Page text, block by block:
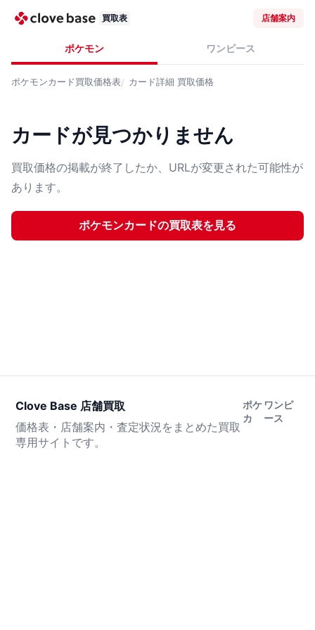
買取表 店舗案内
ポケモン ワンピース
ポケモンカード買取価格表 カード詳細 買取価格
カードが見つかりません
買取価格の掲載が終了したか、URLが変更された可能性が
あります。
ポケモンカードの買取表を見る
Clove Base 店舗買取
価格表・店舗案内・査定状況をまとめた買取
専用サイトです。
ポケ
カ
ワンピ
ース